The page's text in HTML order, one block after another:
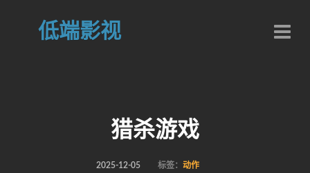
低端影视
猎杀游戏
2025-12-05 标签： 动作